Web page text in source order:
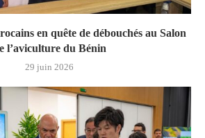
en quête de débouchés au Salon
l’aviculture du Bénin
29 juin 2026